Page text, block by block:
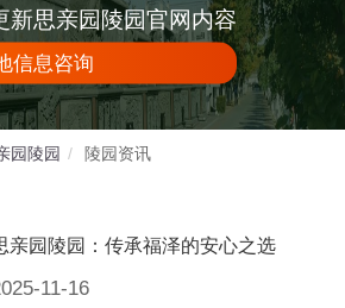
新思亲园陵园官网内容
信息咨询
园陵园 陵园资讯
亲园陵园：传承福泽的安心之选
11-16